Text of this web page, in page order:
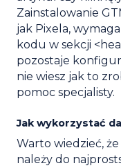
Zainstalowanie
jak Pixela,
kodu w sekcji
pozostaje
nie wiesz jak to
pomoc specjalisty.
Jak wykorzystać
Warto wiedzieć,
należy do